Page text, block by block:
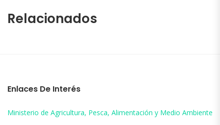
Relacionados
Enlaces De Interés
Ministerio de Agricultura, Pesca, Alimentación y Medio Ambiente